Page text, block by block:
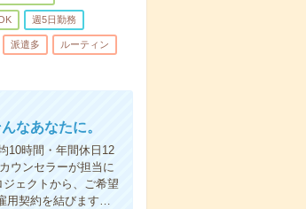
週5日勤務
派遣多 ルーティン
なあなたに。
10時間・年間休日12
ウンセラーが担当に
ェクトから、ご希望
用契約を結びます…